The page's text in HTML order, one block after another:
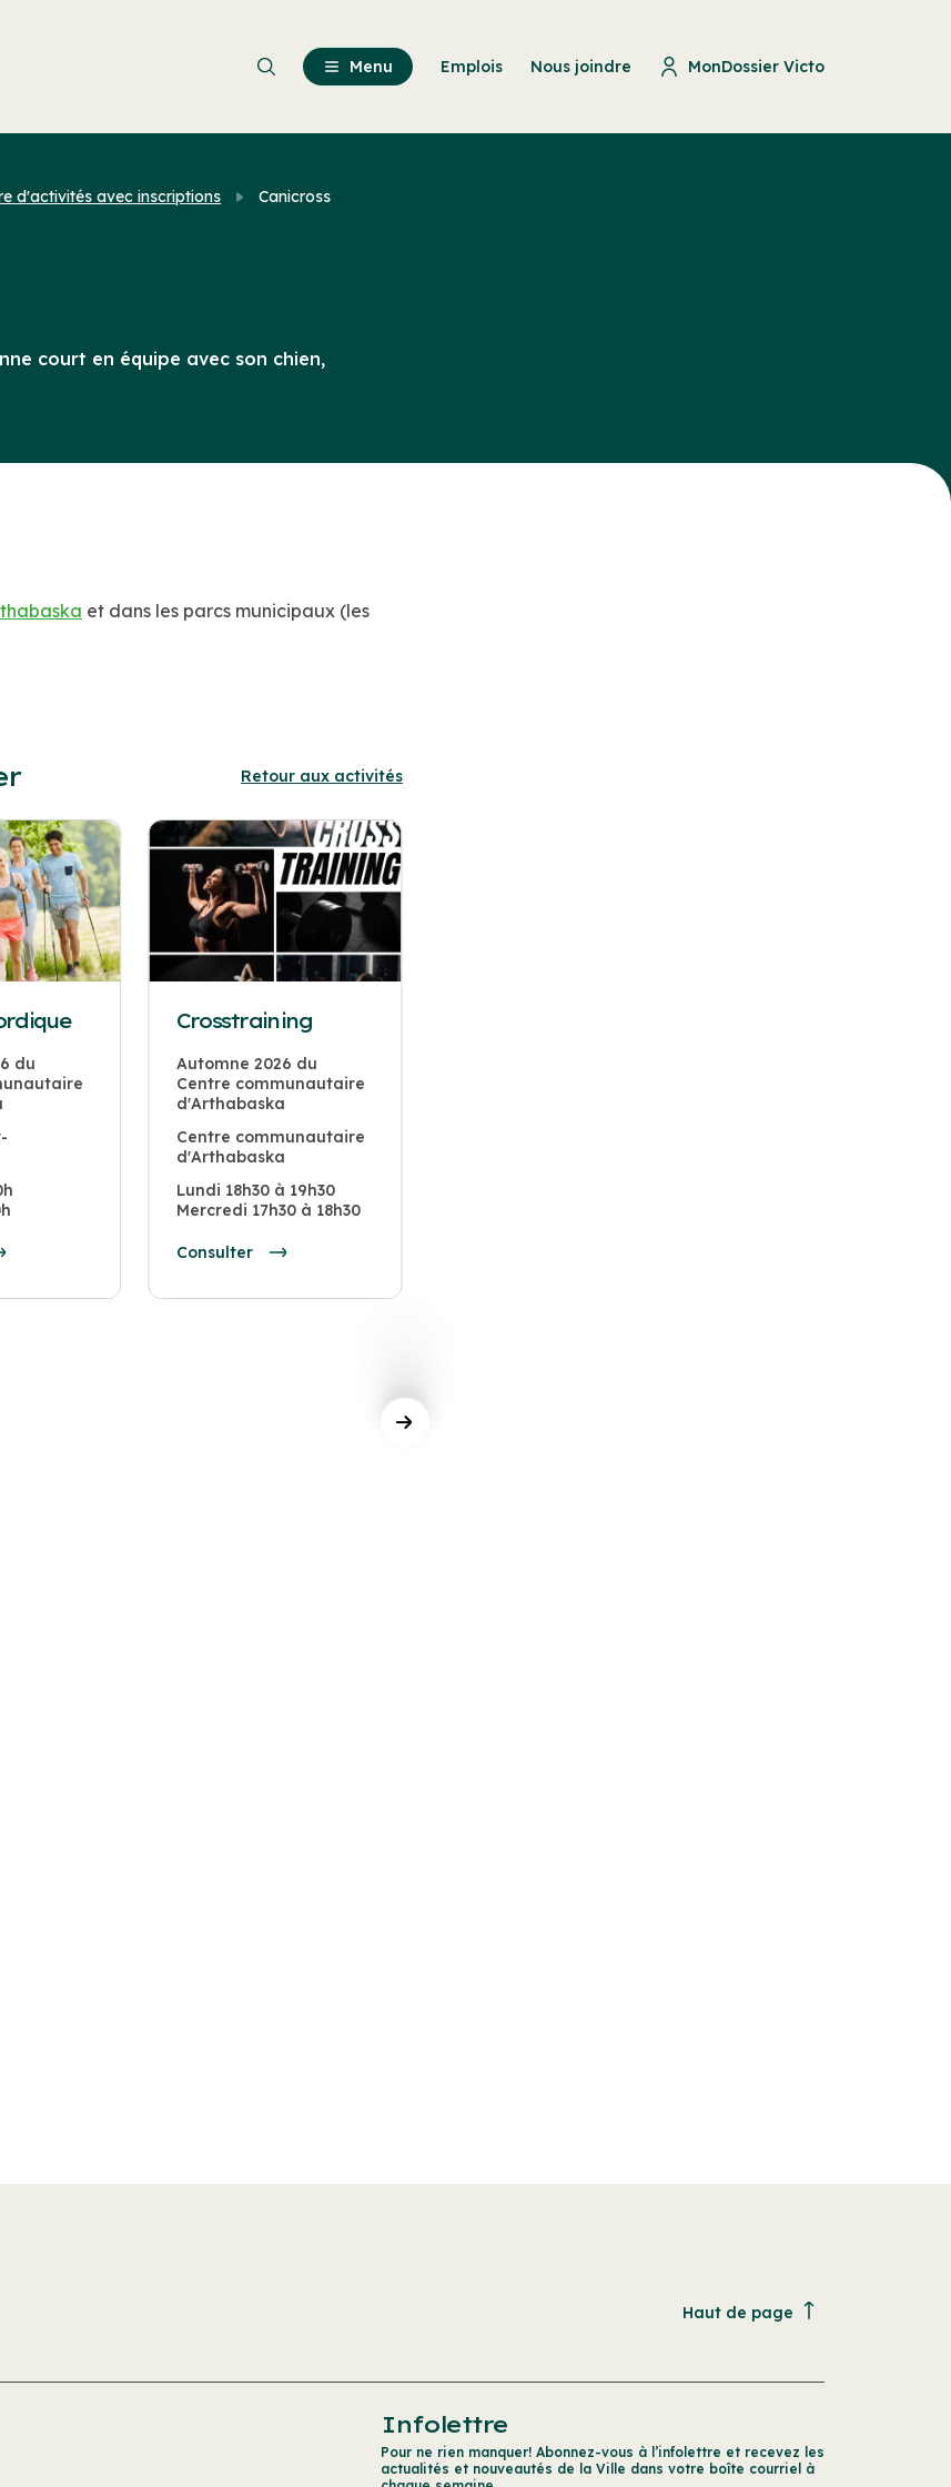
contenu
principal
Menu Emplois Nous joindre MonDossier Victo
d'activités avec inscriptions Canicross
court en équipe avec son chien,
et dans les parcs municipaux (les
Retour aux activités
du
Crosstraining
Automne 2026 du
Centre communautaire
d'Arthabaska
Centre communautaire
d'Arthabaska
Lundi 18h30 à 19h30
Mercredi 17h30 à 18h30
Consulter
Haut de page
Infolettre
Pour ne rien manquer! Abonnez-vous à l’infolettre et recevez les
actualités et nouveautés de la Ville dans votre boîte courriel à